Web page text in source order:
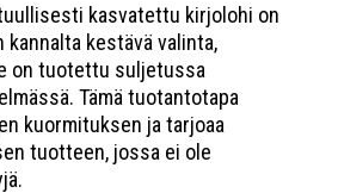
kasvatettu kirjolohi on
kannalta kestävä valinta,
on tuotettu suljetussa
Tämä tuotantotapa
kuormituksen ja tarjoaa
tuotteen, jossa ei ole